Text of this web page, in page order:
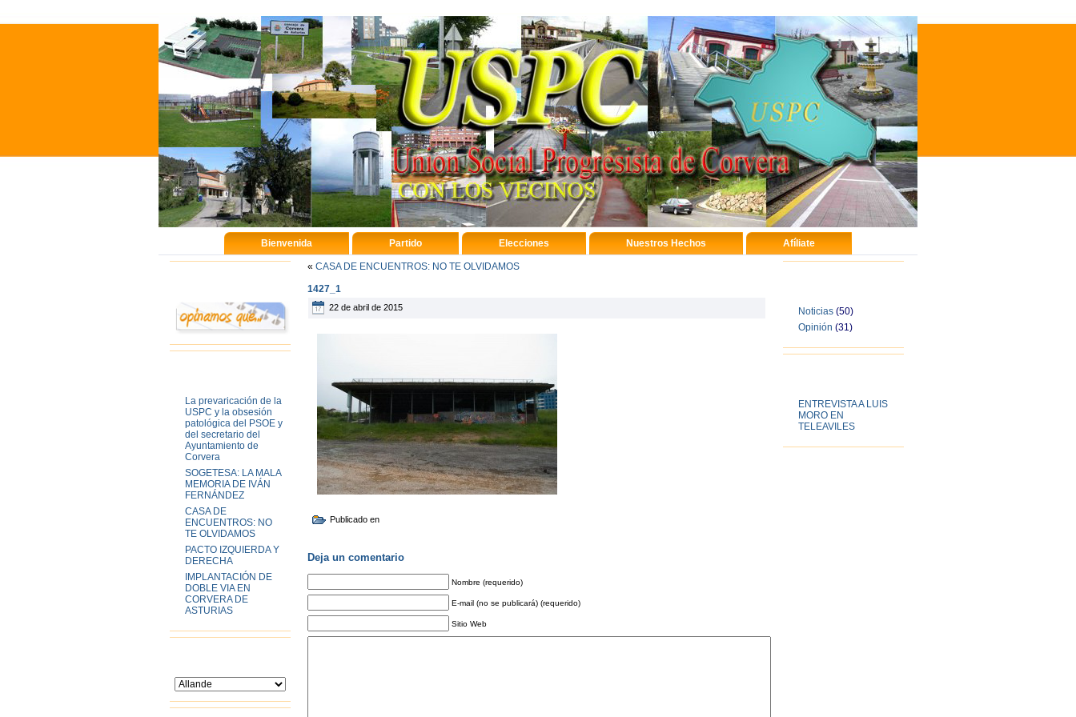
Bienvenida Partido Elecciones Nuestros Hechos Afíliate
La prevaricación de la
USPC y la obsesión
patológica del PSOE y
del secretario del
Ayuntamiento de
Corvera
SOGETESA: LA MALA
MEMORIA DE IVÁN
FERNÁNDEZ
CASA DE
ENCUENTROS: NO
TE OLVIDAMOS
PACTO IZQUIERDA Y
DERECHA
IMPLANTACIÓN DE
DOBLE VIA EN
CORVERA DE
ASTURIAS
« CASA DE ENCUENTROS: NO TE OLVIDAMOS
1427_1
22 de abril de 2015
Publicado en
Deja un comentario
Nombre (requerido)
E-mail (no se publicará) (requerido)
Sitio Web
Noticias (50)
Opinión (31)
ENTREVISTA A LUIS
MORO EN
TELEAVILES